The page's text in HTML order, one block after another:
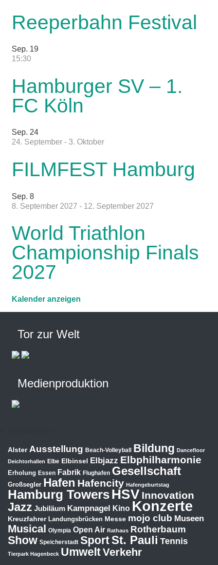
Tor zur Welt
Medienproduktion
Reeperbahn Festival
Sep. 19
15:30
Hamburger SV – 1.
FC Köln
Sep. 24
24. September - 3. Oktober
FILMFEST Hamburg
Sep. 8
8. September 2027 - 12. September 2027
World Triathlon
Championship Finals
2027
Kalender anzeigen
Alster Ausstellung Beach-Volleyball Bildung Dancefloor
Deichtorhallen Elbe Elbinsel Elbjazz Elbphilharmonie
Erholung Essen Fabrik Flughafen Gesellschaft
Großsegler Hafen Hafencity Hafengeburtstag
Hamburg TowersHSV Innovation
Jazz Jubiläum Kampnagel Kino Konzerte
Kreuzfahrer Landungsbrücken Messe mojo club Museen
Musical Olympia Open Air Rathaus Rotherbaum
Show Speicherstadt SportSt. Pauli Tennis
Tierpark Hagenbeck UmweltVerkehr